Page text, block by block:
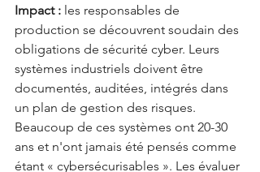
Impact : les responsables de
production se découvrent soudain des
obligations de sécurité cyber. Leurs
systèmes industriels doivent être
documentés, auditées, intégrés dans
un plan de gestion des risques.
Beaucoup de ces systèmes ont 20-30
ans et n'ont jamais été pensés comme
étant « cybersécurisables ». Les évaluer